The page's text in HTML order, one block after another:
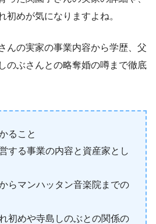
初めが気になりますよね。
んの実家の事業内容から学歴、父
のぶさんとの略奪婚の噂まで徹底
ること
する事業の内容と資産家とし
らマンハッタン音楽院までの
初めや寺島しのぶとの関係の